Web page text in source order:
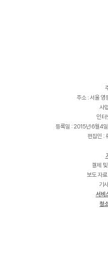
주소 : 서울 영
사
인터
등록일 : 2015년 6월4
편집인 :
결제
보도 자
기
서비
청